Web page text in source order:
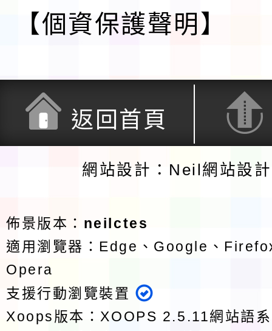
【個資保護聲明】
返回首頁
網站設計：Neil網站設
佈景版本： neilctes
適用瀏覽器：Edge、Google、
Opera
支援行動瀏覽裝置
Xoops版本： XOOPS 2.5.11網站語